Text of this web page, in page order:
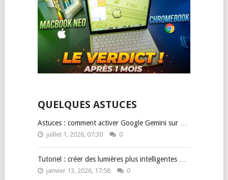
QUELQUES ASTUCES
Astuces : comment activer Google Gemini sur …
juillet 1, 2026, 07:30 0
Tutoriel : créer des lumières plus intelligentes …
janvier 13, 2026, 17:58 0